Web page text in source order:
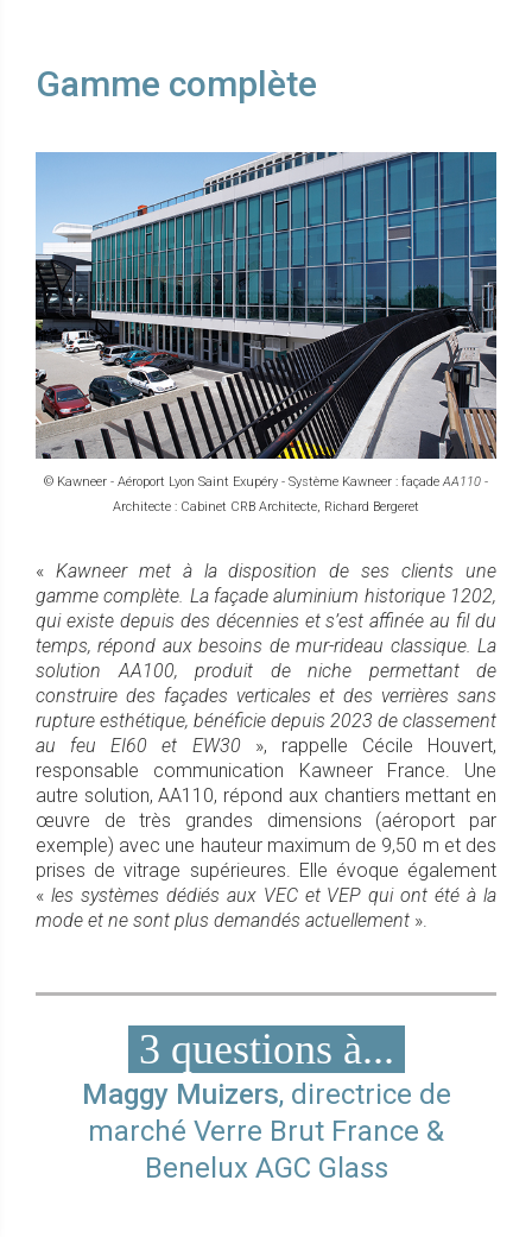
Gamme complète
© Kawneer - Aéroport Lyon Saint Exupéry - Système Kawneer : façadeAA110 -
Architecte : Cabinet CRB Architecte, Richard Bergeret
« Kawneer met à la disposition de ses clients une
gamme complète. La façade aluminium historique 1202,
qui existe depuis des décennies et s’est affinée au fil du
temps, répond aux besoins de mur-rideau classique. La
solution AA100, produit de niche permettant de
construire des façades verticales et des verrières sans
rupture esthétique, bénéficie depuis 2023 de classement
au feu EI60 et EW30», rappelle Cécile Houvert,
responsable communication Kawneer France. Une
autre solution, AA110, répond aux chantiers mettant en
œuvre de très grandes dimensions (aéroport par
exemple) avec une hauteur maximum de 9,50 m et des
prises de vitrage supérieures. Elle évoque également
« les systèmes dédiés aux VEC et VEP qui ont été à la
mode et ne sont plus demandés actuellement ».
3 questions à...
Maggy Muizers, directrice de
marché Verre Brut France &
Benelux AGC Glass